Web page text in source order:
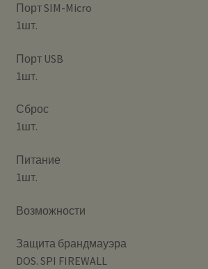
Порт SIM-Micro
1шт.
Порт USB
1шт.
Сброс
1шт.
Питание
1шт.
Возможности
Защита брандмауэра
DOS. SPI FIREWALL